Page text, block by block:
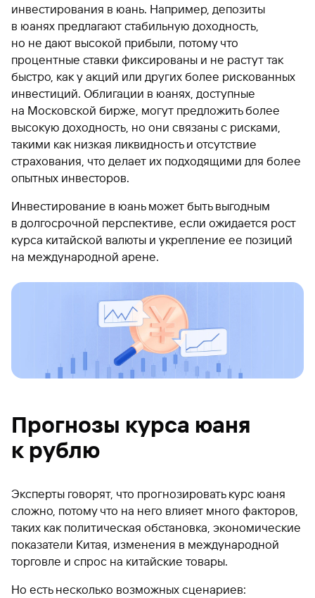
инвестирования в юань. Например, депозиты
в юанях предлагают стабильную доходность,
но не дают высокой прибыли, потому что
процентные ставки фиксированы и не растут так
быстро, как у акций или других более рискованных
инвестиций. Облигации в юанях, доступные
на Московской бирже, могут предложить более
высокую доходность, но они связаны с рисками,
такими как низкая ликвидность и отсутствие
страхования, что делает их подходящими для более
опытных инвесторов.
Инвестирование в юань может быть выгодным
в долгосрочной перспективе, если ожидается рост
курса китайской валюты и укрепление ее позиций
на международной арене.
Прогнозы курса юаня
к рублю
Эксперты говорят, что прогнозировать курс юаня
сложно, потому что на него влияет много факторов,
таких как политическая обстановка, экономические
показатели Китая, изменения в международной
торговле и спрос на китайские товары.
Но есть несколько возможных сценариев: